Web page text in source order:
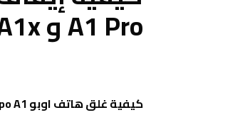
A1 Pro و A1x من زر الإيقاف فقط
كيفية غلق هاتف اوبو Oppo A1 و A1 Pro و Oppo A1x من زر الباور فقط وكيف يتم إعداد زر إيقاف